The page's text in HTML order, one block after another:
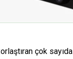
çok sayıda